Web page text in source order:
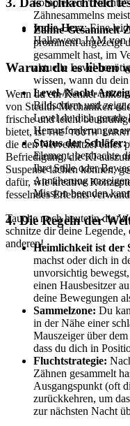
komplexere
Zähnesammelns
Indie-Herz: Eine
Halloween JAM von
Warum du es lieben
Wenn du ein Kenner
von Stealth-Mechaniken
frische und leicht
bietet, istTHE TOOTH LARRY
die den Nervenkitzel eines
Befriedigung, die KI
Suspense lachen können,
dafür, wie kreative
fesselndes Erlebnis
Tauche noch heute in die
schnitze dir deine Legende,
anderen!
Zähne-Gesammelt-
prominent angezeigt
gesammelt hast, im
aktuelle Level
wissen, wann du
Level-/Nacht-
Bildschirm und zeigt
Level du dich gerade
Herausforderungen
Status der Schläfer:
Element, beobachte
Ihre Stille oder
Annäherung
Mission beenden
4. Die Regeln der
Heimlichkeit ist der
machst oder dich in
unvorsichtig
einen Hausbesitzer
deine Bewegungen
Sammelzone: Du
in der Nähe einer
Mauszeiger über
dass du dich in
Fluchtstrategie:
Zähnen gesammelt
Ausgangspunkt (oft
zurückkehren, um
zur nächsten Nacht